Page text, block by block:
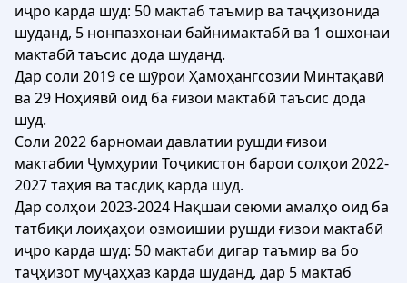
иҷро карда шуд: 50 мактаб таъмир ва таҷҳизонида
шуданд, 5 нонпазхонаи байнимактабӣ ва 1 ошхонаи
мактабӣ таъсис дода шуданд.
Дар соли 2019 се шӯрои Ҳамоҳангсозии Минтақавӣ
ва 29 Ноҳиявӣ оид ба ғизои мактабӣ таъсис дода
шуд.
Соли 2022 барномаи давлатии рушди ғизои
мактабии Ҷумҳурии Тоҷикистон барои солҳои 2022-
2027 таҳия ва тасдиқ карда шуд.
Дар солҳои 2023-2024 Нақшаи сеюми амалҳо оид ба
татбиқи лоиҳаҳои озмоишии рушди ғизои мактабӣ
иҷро карда шуд: 50 мактаби дигар таъмир ва бо
таҷҳизот муҷаҳҳаз карда шуданд, дар 5 мактаб